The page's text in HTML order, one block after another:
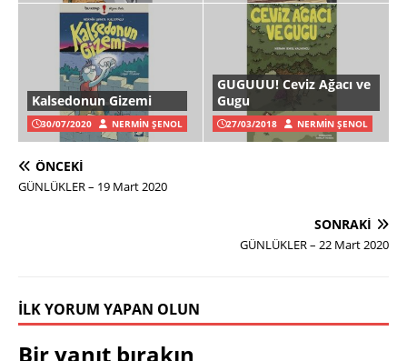
Kalsedonun Gizemi
30/07/2020 NERMIN ŞENOL
GUGUUU! Ceviz Ağacı ve
Gugu
27/03/2018 NERMIN ŞENOL
ÖNCEKI
GÜNLÜKLER – 19 Mart 2020
SONRAKI
GÜNLÜKLER – 22 Mart 2020
İLK YORUM YAPAN OLUN
Bir yanıt bırakın